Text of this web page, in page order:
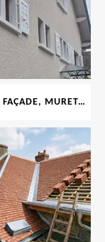
PEINTURE FAÇADE, MURET, TOITURE, BOISERIE, FERRONERIE, GOUTTIÈRE 69